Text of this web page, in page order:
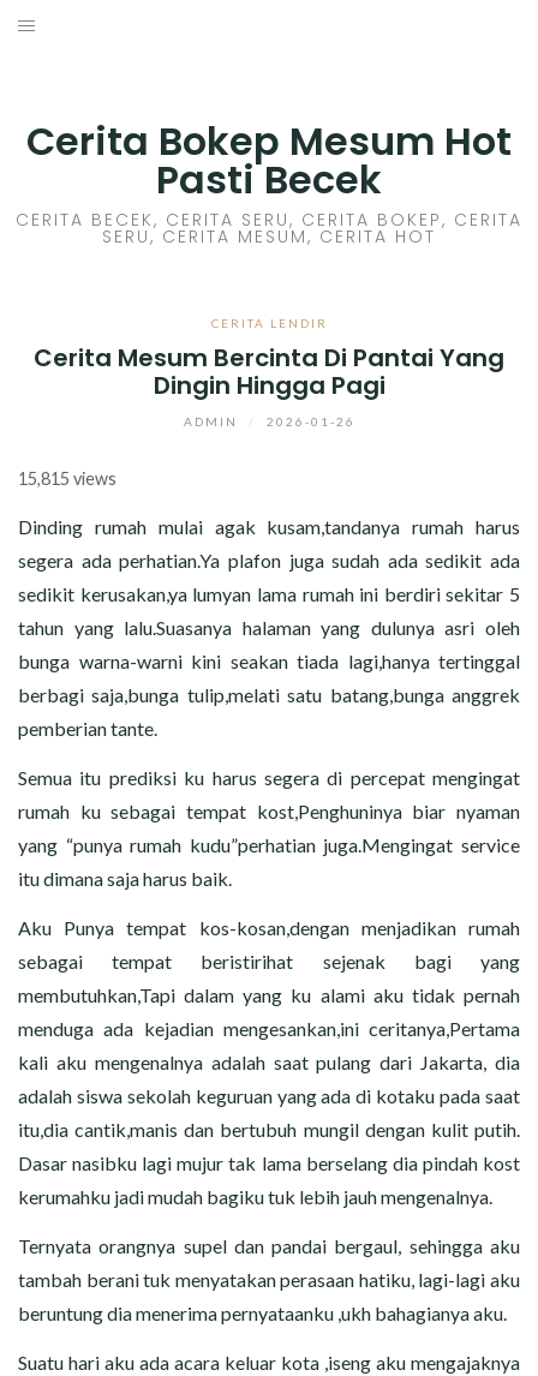
Skip
Cerita Bokep Mesum Hot
Pasti Becek
CERITA BECEK, CERITA SERU, CERITA BOKEP, CERITA
SERU, CERITA MESUM, CERITA HOT
CERITA LENDIR
Cerita Mesum Bercinta Di Pantai Yang
Dingin Hingga Pagi
ADMIN 2026-01-26
15,815 views
Dinding rumah mulai agak kusam,tandanya rumah harus
segera ada perhatian.Ya plafon juga sudah ada sedikit ada
sedikit kerusakan,ya lumyan lama rumah ini berdiri sekitar 5
tahun yang lalu.Suasanya halaman yang dulunya asri oleh
bunga warna-warni kini seakan tiada lagi,hanya tertinggal
berbagi saja,bunga tulip,melati satu batang,bunga anggrek
pemberian tante.
Semua itu prediksi ku harus segera di percepat mengingat
rumah ku sebagai tempat kost,Penghuninya biar nyaman
yang “punya rumah kudu”perhatian juga.Mengingat service
itu dimana saja harus baik.
Aku Punya tempat kos-kosan,dengan menjadikan rumah
sebagai tempat beristirihat sejenak bagi yang
membutuhkan,Tapi dalam yang ku alami aku tidak pernah
menduga ada kejadian mengesankan,ini ceritanya,Pertama
kali aku mengenalnya adalah saat pulang dari Jakarta, dia
adalah siswa sekolah keguruan yang ada di kotaku pada saat
itu,dia cantik,manis dan bertubuh mungil dengan kulit putih.
Dasar nasibku lagi mujur tak lama berselang dia pindah kost
kerumahku jadi mudah bagiku tuk lebih jauh mengenalnya.
Ternyata orangnya supel dan pandai bergaul, sehingga aku
tambah berani tuk menyatakan perasaan hatiku, lagi-lagi aku
beruntung dia menerima pernyataanku ,ukh bahagianya aku.
Suatu hari aku ada acara keluar kota ,iseng aku mengajaknya
CERITA SEX HOT
CERITA SKANDAL
CERITA BASAH
CERITA MALAM
CERITA NAKAL
CERITA SEMPROT
CERITA SPERMA
CERITA ANAK TIRI
CERITA HOT MAMA
CERITA ISTRI SELINGKUH
CARA NGIKLAN DI CERITAGILA.COM?